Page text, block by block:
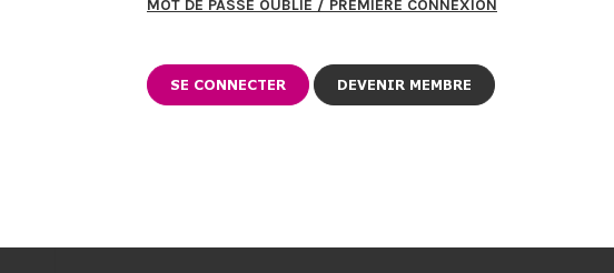
MOT DE PASSE OUBLIÉ / PREMIÈRE CONNEXION
DEVENIR MEMBRE